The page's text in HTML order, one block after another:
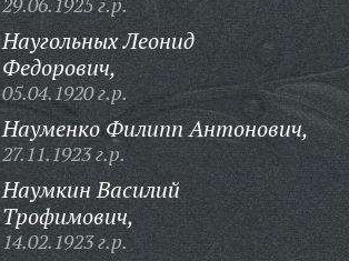
Наугольных Леонид
Федорович,
05.04.1920 г.р.
Науменко Филипп Антонович,
27.11.1923 г.р.
Наумкин Василий
Трофимович,
14.02.1923 г.р.